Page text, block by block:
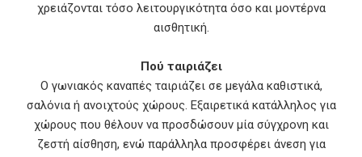
χρειάζονται τόσο λειτουργικότητα όσο και μοντέρνα
αισθητική.
Πού ταιριάζει
Ο γωνιακός καναπές ταιριάζει σε μεγάλα καθιστικά,
σαλόνια ή ανοιχτούς χώρους. Εξαιρετικά κατάλληλος για
χώρους που θέλουν να προσδώσουν μία σύγχρονη και
ζεστή αίσθηση, ενώ παράλληλα προσφέρει άνεση για